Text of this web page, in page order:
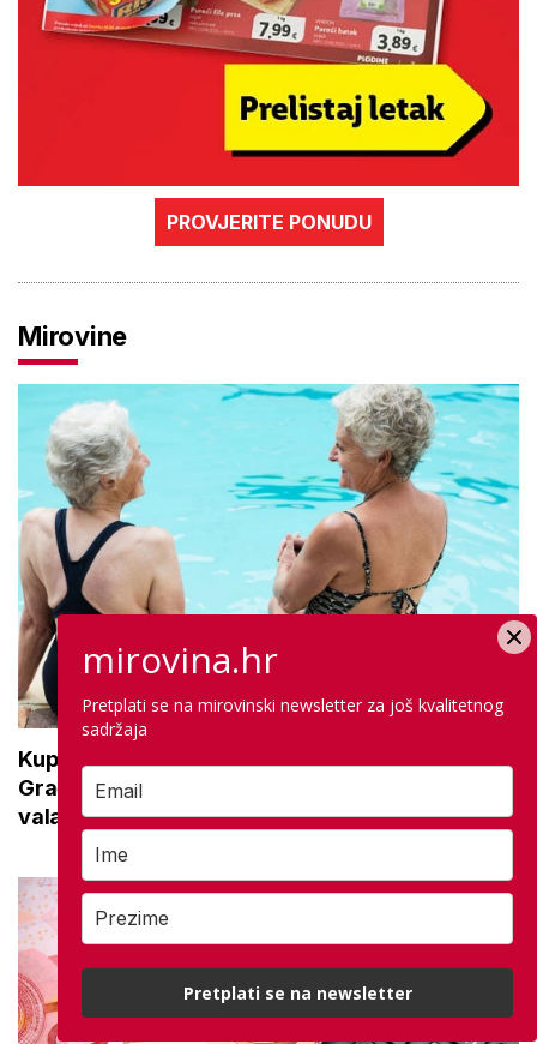
PROVJERITE PONUDU
Mirovine
Kupanje u ovom gradu i sutra besplatno:
Građani se mogu ohladiti tijekom toplinskog
vala
mirovina.hr
Pretplati se na mirovinski newsletter za još kvalitetnog
sadržaja
Pretplati se na newsletter